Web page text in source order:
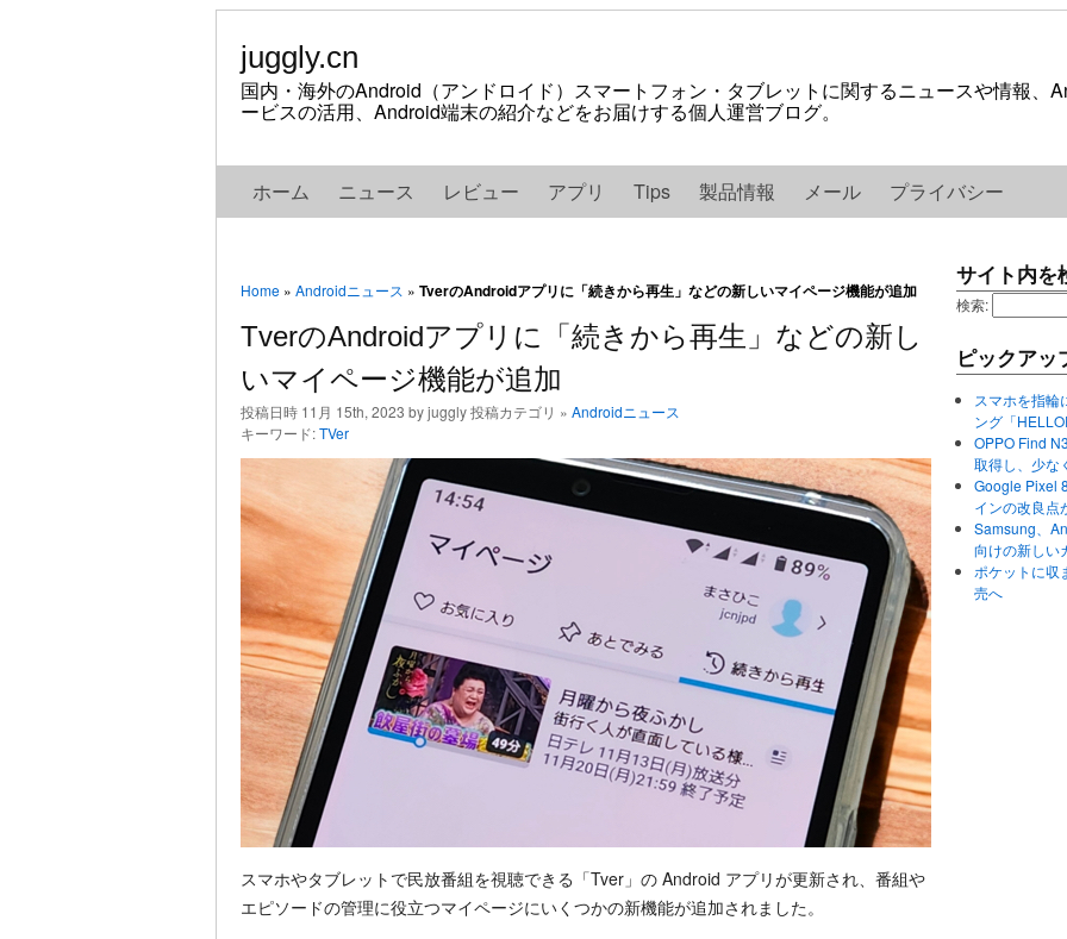
juggly.cn
国内・海外のAndroid（アンドロイド）スマートフォン・タブレットに関するニュースや情報、
ービスの活用、Android端末の紹介などをお届けする個人運営ブログ。
ホーム ニュース レビュー アプリ Tips 製品情報 メール プライバシー
Home » Androidニュース » TverのAndroidアプリに「続きから再生」などの新しいマイページ機能が追加
TverのAndroidアプリに「続きから再生」などの新し
いマイページ機能が追加
投稿日時 11月 15th, 2023 by juggly 投稿カテゴリ » Androidニュース
キーワード:TVer
スマホやタブレットで民放番組を視聴できる「Tver」の Android アプリが更新され、番組や
エピソードの管理に役立つマイページにいくつかの新機能が追加されました。
サイト内を
検索:
ピックアッ
スマホを指輪
ング「
OPPO Find
取得し、少な
Google Pixel
インの改良点
Samsung、
向けの新しい
ポケットに収
売へ